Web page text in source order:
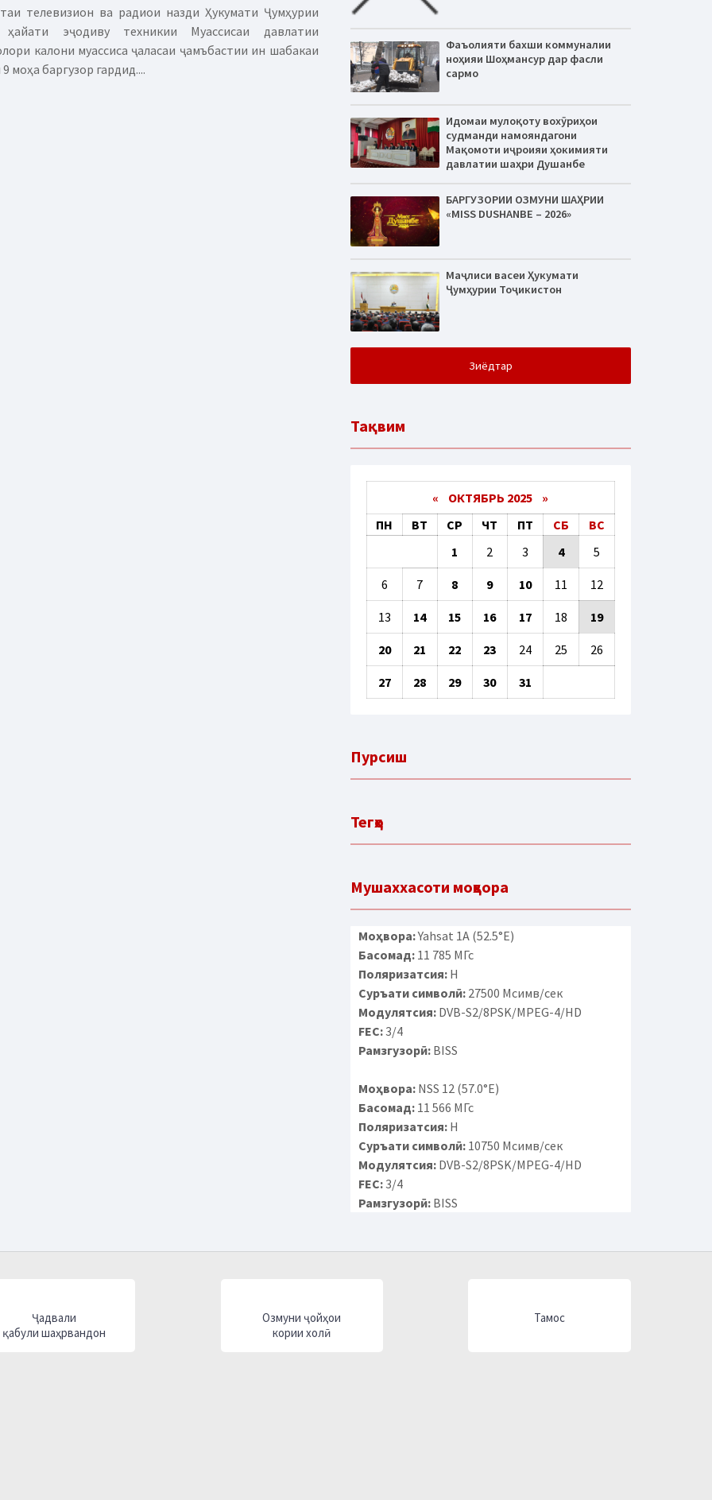
телевизион ва радиои назди Ҳукумати Ҷумҳурии
эҷодиву техникии Муассисаи давлатии
калони муассиса ҷаласаи ҷамъбастии ин шабакаи
моҳа баргузор гардид....
Фаъолияти бахши коммуналии
ноҳияи Шоҳмансур дар фасли
сармо
Идомаи мулоқоту вохӯриҳои
судманди намояндагони
Мақомоти иҷроияи ҳокимияти
давлатии шаҳри Душанбе
БАРГУЗОРИИ ОЗМУНИ ШАҲРИИ
«MISS DUSHANBE – 2026»
Маҷлиси васеи Ҳукумати
Ҷумҳурии Тоҷикистон
Зиёдтар
Тақвим
« ОКТЯБРЬ 2025 »
ПН
ВТ СР ЧТ ПТ СБ
ВС
1
2 3 4 5
6 7 8 9 10 11 12
13 14 15 16 17 18 19
20 21 22 23 24 25 26
27 28 29 30 31
Пурсиш
Тегҳо
Мушаххасоти моҳвора
Моҳвора:Yahsat 1A (52.5°E)
Басомад:11 785 МГс
Поляризатсия:H
Суръати символӣ:27500 Мсимв/сек
Модулятсия:DVB-S2/8PSK/MPEG-4/HD
FEC:3/4
Рамзгузорӣ:BISS
Моҳвора:NSS 12 (57.0°E)
Басомад:11 566 МГс
Поляризатсия:H
Суръати символӣ:10750 Мсимв/сек
Модулятсия:DVB-S2/8PSK/MPEG-4/HD
FEC:3/4
Рамзгузорӣ:BISS
Ҷадвали
қабули шаҳрвандон
Озмуни ҷойҳои
кории холӣ
Тамос